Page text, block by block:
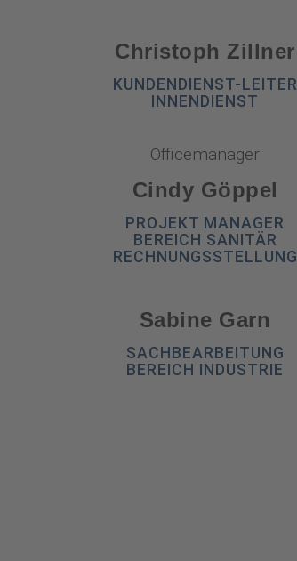
Christoph Zillner
KUNDENDIENST-LEITER
INNENDIENST
Officemanager
Cindy Göppel​
PROJEKT MANAGER
BEREICH SANITÄR
RECHNUNGSSTELLUNG
Sabine Garn
SACHBEARBEITUNG
BEREICH INDUSTRIE